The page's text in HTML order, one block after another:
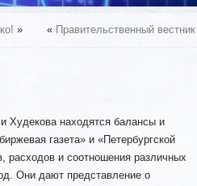
» « Правительственный вестник
Худекова находятся балансы и
газета» и «Петербургской
расходов и соотношения различных
Они дают представление о